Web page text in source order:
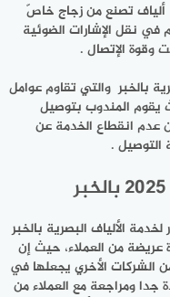
ألياف تصنع من زجاج خاصّ
نقل الإشارات الضوئية
وقوة الإتصال .
بالخبر والتي تقاوم عوامل
يقوم المندوب بتوصيل
عدم انقطاع الخدمة عن
التوصيل .
الألياف البصرية بالخبر
عريضة من العملاء، حيث إن
الشركات الأخري يجعلها في
جدا ومراجعة مع العملاء من